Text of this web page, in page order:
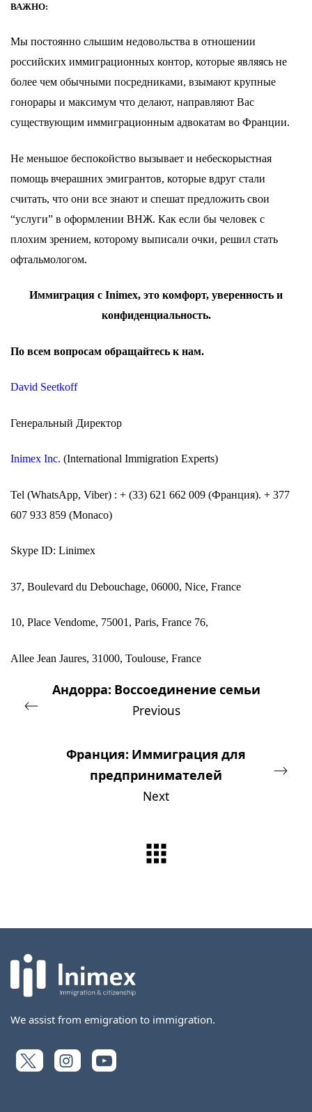
ВАЖНО:
Мы постоянно слышим недовольства в отношении
российских иммиграционных контор, которые являясь не
более чем обычными посредниками, взымают крупные
гонорары и максимум что делают, направляют Вас
существующим иммиграционным адвокатам во Франции.
Не меньшое беспокойство вызывает и небескорыстная
помощь вчерашних эмигрантов, которые вдруг стали
считать, что они все знают и спешат предложить свои
“услуги” в оформлении ВНЖ. Как если бы человек с
плохим зрением, которому выписали очки, решил стать
офтальмологом.
Иммиграция с Inimex, это комфорт, уверенность и
конфиденциальность.
По всем вопросам обращайтесь к нам.
David Seetkoff
Генеральный Директор
Inimex Inc. (International Immigration Experts)
Tel (WhatsApp, Viber) : + (33) 621 662 009 (Франция). + 377
607 933 859 (Monaco)
Skype ID: Linimex
37, Boulevard du Debouchage, 06000, Nice, France
10, Place Vendome, 75001, Paris, France 76,
Allee Jean Jaures, 31000, Toulouse, France
Андорра: Воссоединение семьи
Previous
Франция: Иммиграция для
предпринимателей
Next
We assist from emigration to immigration.